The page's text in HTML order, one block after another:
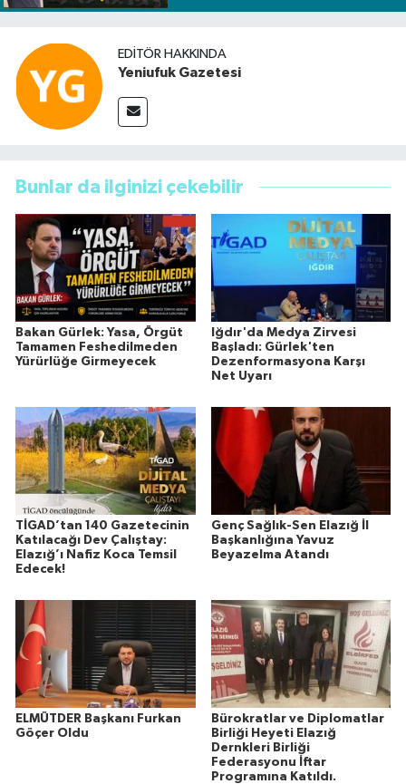
EDITÖR HAKKINDA
Yeniufuk Gazetesi
Bunlar da ilginizi çekebilir
Bakan Gürlek: Yasa, Örgüt
Tamamen Feshedilmeden
Yürürlüğe Girmeyecek
Iğdır'da Medya Zirvesi
Başladı: Gürlek'ten
Dezenformasyona Karşı
Net Uyarı
TİGAD’tan 140 Gazetecinin
Katılacağı Dev Çalıştay:
Elazığ’ı Nafiz Koca Temsil
Edecek!
Genç Sağlık-Sen Elazığ İl
Başkanlığına Yavuz
Beyazelma Atandı
ELMÜTDER Başkanı Furkan
Göçer Oldu
Bürokratlar ve Diplomatlar
Birliği Heyeti Elazığ
Dernkleri Birliği
Federasyonu İftar
Programına Katıldı.